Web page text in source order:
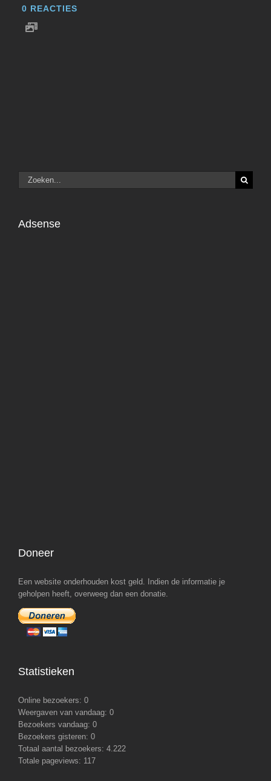
0 REACTIES
Zoeken
naar:
Adsense
Doneer
Een website onderhouden kost geld. Indien de informatie je
geholpen heeft, overweeg dan een donatie.
Statistieken
Online bezoekers: 0
Weergaven van vandaag: 0
Bezoekers vandaag: 0
Bezoekers gisteren: 0
Totaal aantal bezoekers: 4.222
Totale pageviews: 117